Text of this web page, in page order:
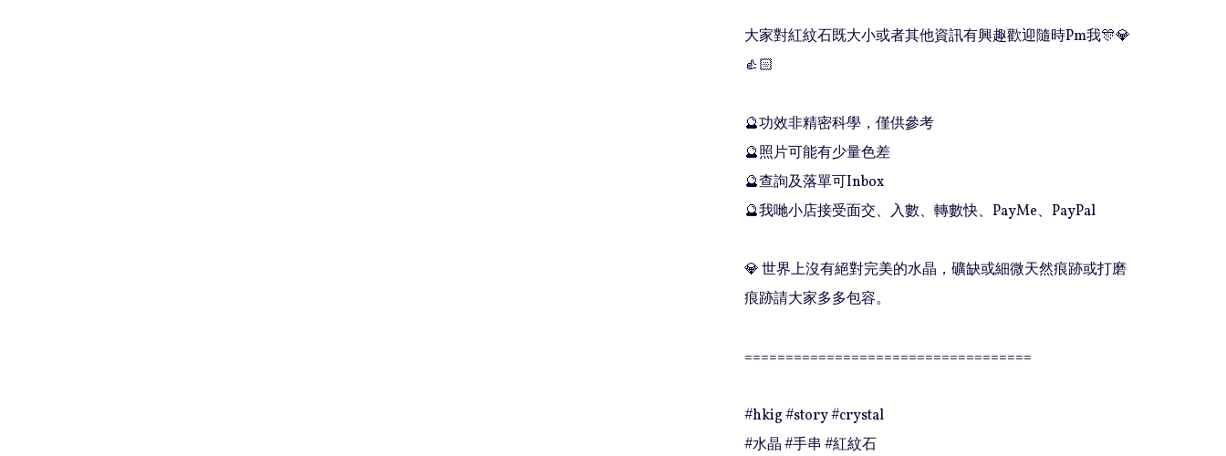
大家對紅紋石既大小或者其他資訊有興趣歡迎隨時Pm我🎊💎
👍🏻
🔮功效非精密科學，僅供參考
🔮照片可能有少量色差
🔮查詢及落單可Inbox
🔮我哋小店接受面交、入數、轉數快、PayMe、PayPal
💎 世界上沒有絕對完美的水晶，礦缺或細微天然痕跡或打磨
痕跡請大家多多包容。
===================================
#hkig #story #crystal
#水晶 #手串 #紅紋石